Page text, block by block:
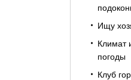
Ищу
Климат
погоды
Клуб